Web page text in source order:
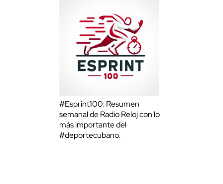
#Esprint100: Resumen
semanal de Radio Reloj con lo
más importante del
#deportecubano.